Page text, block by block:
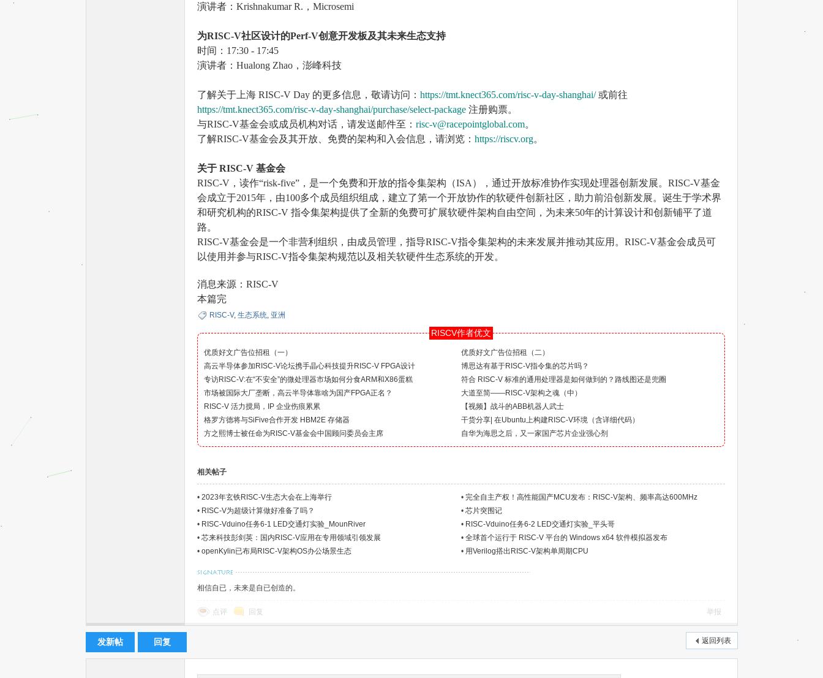
演讲者：Krishnakumar R.，Microsemi
为RISC-V社区设计的Perf-V创意开发板及其未来生态支持
时间：17:30 - 17:45
演讲者：Hualong Zhao，澎峰科技
了解关于上海 RISC-V Day 的更多信息，敬请访问： https://tmt.knect365.com/risc-v-day-shanghai/或前往
https://tmt.knect365.com/risc-v-day-shanghai/purchase/select-package注册购票。
与RISC-V基金会或成员机构对话，请发送邮件至： risc-v@racepointglobal.com。
了解RISC-V基金会及其开放、免费的架构和入会信息，请浏览： https://riscv.org。
关于 RISC-V 基金会
RISC-V，读作“risk-five”，是一个免费和开放的指令集架构（ISA），通过开放标准协作实现处理器创新发展。RISC-V基金
会成立于2015年，由100多个成员组织组成，建立了第一个开放协作的软硬件创新社区，助力前沿创新发展。诞生于学术界
和研究机构的RISC-V 指令集架构提供了全新的免费可扩展软硬件架构自由空间，为未来50年的计算设计和创新铺平了道
路。
RISC-V基金会是一个非营利组织，由成员管理，指导RISC-V指令集架构的未来发展并推动其应用。RISC-V基金会成员可
以使用并参与RISC-V指令集架构规范以及相关软硬件生态系统的开发。
消息来源：RISC-V
本篇完
RISC-V, 生态系统, 亚洲
RISCV作者优文
优质好文广告位招租（一）
优质好文广告位招租（二）
高云半导体参加RISC-V论坛携手晶心科技提升RISC-V FPGA设计
博思达有基于RISC-V指令集的芯片吗？
专访RISC-V:在“不安全”的微处理器市场如何分食ARM和X86蛋糕
符合 RISC-V 标准的通用处理器是如何做到的？路线图还是兜圈
市场被国际大厂垄断，高云半导体靠啥为国产FPGA正名？
大道至简——RISC-V架构之魂（中）
RISC-V 活力搅局，IP 企业伤痕累累
【视频】战斗的ABB机器人武士
格罗方德将与SiFive合作开发 HBM2E 存储器
干货分享| 在Ubuntu上构建RISC-V环境（含详细代码）
方之熙博士被任命为RISC-V基金会中国顾问委员会主席
自华为海思之后，又一家国产芯片企业强心剂
相关帖子
• 2023年玄铁RISC-V生态大会在上海举行 • 完全自主产权！高性能国产MCU发布：RISC-V架构、频率高达600MHz
• RISC-V为超级计算做好准备了吗？ • 芯片突围记
• RISC-Vduino任务6-1 LED交通灯实验_MounRiver • RISC-Vduino任务6-2 LED交通灯实验_平头哥
• 芯来科技彭剑英：国内RISC-V应用在专用领域引领发展 • 全球首个运行于 RISC-V 平台的 Windows x64 软件模拟器发布
• openKylin已布局RISC-V架构OS办公场景生态 • 用Verilog搭出RISC-V架构单周期CPU
相信自已，未来是自已创造的。
点评 回复 举报
返回列表
发新帖 回复